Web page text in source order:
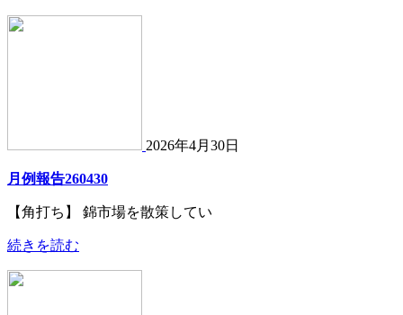
2026年4月30日
月例報告260430
【角打ち】 錦市場を散策してい
続きを読む